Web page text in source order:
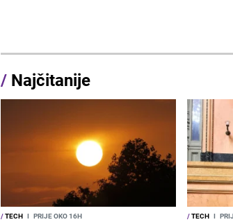
/ Najčitanije
/TECH I PRIJE OKO 16H /TECH I